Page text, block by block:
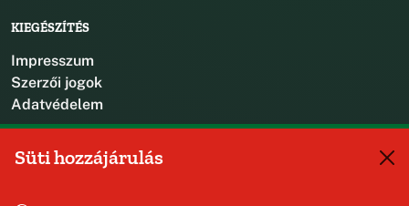
KIEGÉSZÍTÉS
Impresszum
Szerzői jogok
Adatvédelem
Süti hozzájárulás